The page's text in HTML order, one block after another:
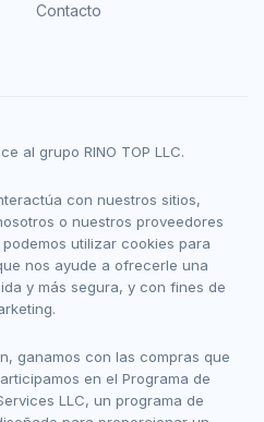
Contacto
al grupo RINO TOP LLC.
con nuestros sitios,
o nuestros proveedores
utilizar cookies para
nos ayude a ofrecerle una
y más segura, y con fines de
ganamos con las compras que
en el Programa de
LLC, un programa de